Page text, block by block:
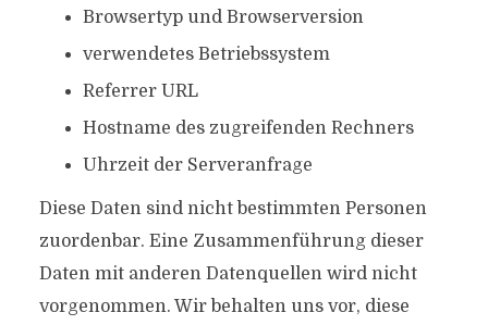
Browsertyp und Browserversion
verwendetes Betriebssystem
Referrer URL
Hostname des zugreifenden Rechners
Uhrzeit der Serveranfrage
Diese Daten sind nicht bestimmten Personen
zuordenbar. Eine Zusammenführung dieser
Daten mit anderen Datenquellen wird nicht
vorgenommen. Wir behalten uns vor, diese